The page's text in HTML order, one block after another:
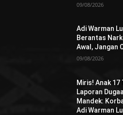
09/08/2026
Adi Warman
Berantas
Awal, Jangan
09/08/2026
Miris! Anak 17
Laporan
Mandek:
Adi Warman